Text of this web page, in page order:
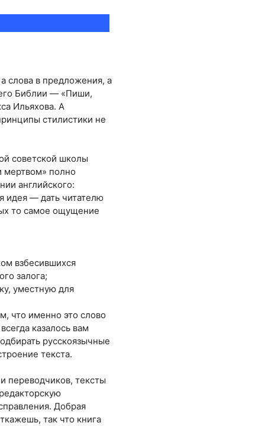
слова в предложения, а
Библии — «Пиши,
Ильяхова. А
стилистики не
советской школы
мертвом» полно
английского:
идея — дать читателю
то самое ощущение
взбесившихся
залога;
уместную для
что именно это слово
казалось вам
русскоязычные
текста.
переводчиков, тексты
Добрая
так что книга